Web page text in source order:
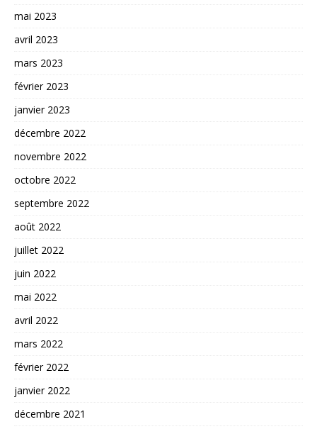
mai 2023
avril 2023
mars 2023
février 2023
janvier 2023
décembre 2022
novembre 2022
octobre 2022
septembre 2022
août 2022
juillet 2022
juin 2022
mai 2022
avril 2022
mars 2022
février 2022
janvier 2022
décembre 2021